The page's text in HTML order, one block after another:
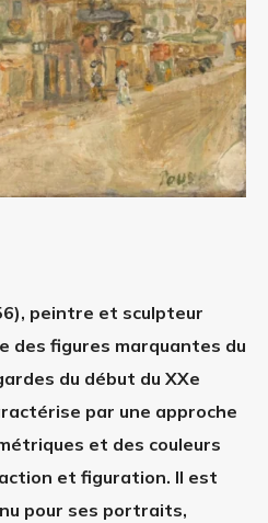
peintre et sculpteur
des figures marquantes du
du début du XXe
par une approche
et des couleurs
et figuration. Il est
pour ses portraits,